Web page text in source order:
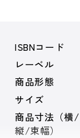
ISBNコード
レーベル
商品形態
サイズ
商品寸法（横/
縦/束幅）